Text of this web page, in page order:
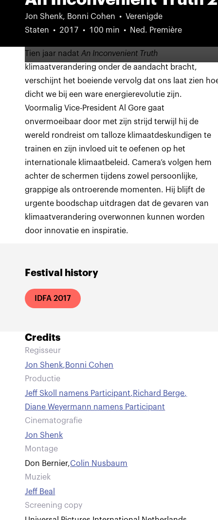
Jon Shenk, Bonni Cohen
Verenigde
Staten
2017 100 min Ned. Première
Festival history
IDFA 2017
Tien jaar nadatAn Inconvenient Truth
klimaatverandering onder de aandacht bracht,
verschijnt het boeiende vervolg dat ons laat zien
dicht we bij een ware energierevolutie zijn.
Voormalig Vice-President Al Gore gaat
onvermoeibaar door met zijn strijd terwijl hij de
wereld rondreist om talloze klimaatdeskundigen te
trainen en zijn invloed uit te oefenen op het
internationale klimaatbeleid. Camera’s volgen hem
achter de schermen tijdens zowel persoonlijke,
grappige als ontroerende momenten. Hij blijft de
urgente boodschap uitdragen dat de gevaren van
klimaatverandering overwonnen kunnen worden
door innovatie en inspiratie.
Credits
Regisseur
Jon Shenk,Bonni Cohen
Productie
Jeff Skoll namens Participant,Richard Berge,
Diane Weyermann namens Participant
Cinematografie
Jon Shenk
Montage
Don Bernier,Colin Nusbaum
Muziek
Jeff Beal
Screening copy